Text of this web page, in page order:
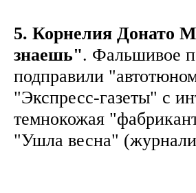
5. Корнелия Донато
знаешь". Фальшивое
подправили
"Экспресс-газеты" с
темнокожая
"Ушла весна"